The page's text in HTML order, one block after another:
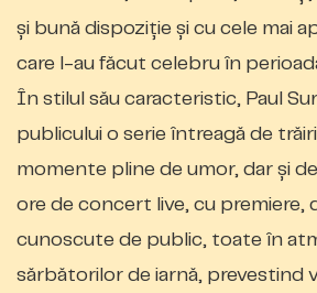
și bună dispoziție și cu cele mai
care l-au făcut celebru în
În stilul său caracteristic, Paul
publicului o serie întreagă de
momente pline de umor, dar și
ore de concert live, cu premiere,
cunoscute de public, toate în
sărbătorilor de iarnă, prevestind